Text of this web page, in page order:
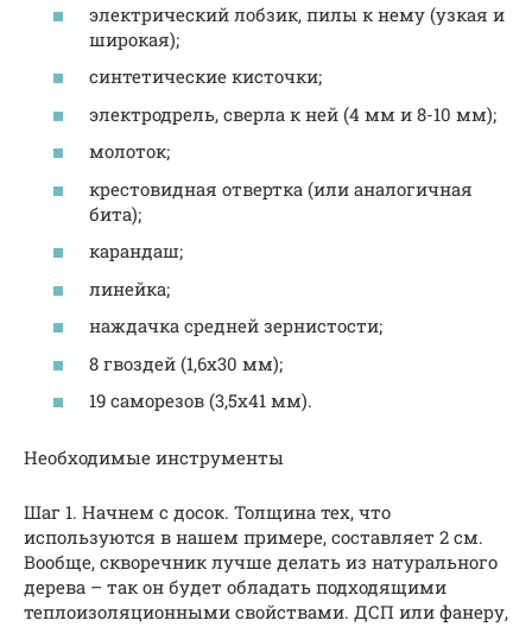
электрический лобзик, пилы к нему (узкая и
широкая);
синтетические кисточки;
электродрель, сверла к ней (4 мм и 8-10 мм);
молоток;
крестовидная отвертка (или аналогичная
бита);
карандаш;
линейка;
наждачка средней зернистости;
8 гвоздей (1,6х30 мм);
19 саморезов (3,5х41 мм).
Необходимые инструменты
Шаг 1. Начнем с досок. Толщина тех, что
используются в нашем примере, составляет 2 см.
Вообще, скворечник лучше делать из натурального
дерева – так он будет обладать подходящими
теплоизоляционными свойствами. ДСП или фанеру,